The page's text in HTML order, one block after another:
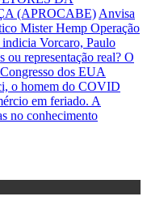
(APROCABE) Anvisa
Mister Hemp Operação
Vorcaro, Paulo
ou representação real? O
Congresso dos EUA
o homem do COVID
em feriado. A
no conhecimento